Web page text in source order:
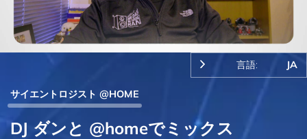
Video
言語: JA
サイエントロジスト @HOME
DJ ダンと @homeでミックス